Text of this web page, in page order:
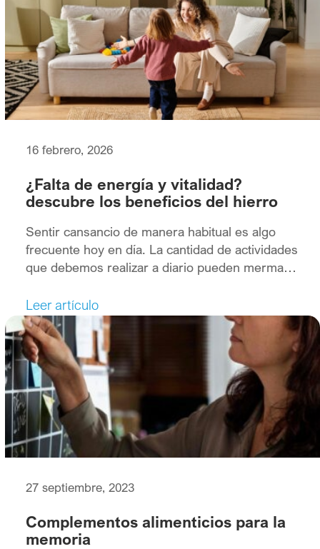
16 febrero, 2026
¿Falta de energía y vitalidad?
descubre los beneficios del hierro
Sentir cansancio de manera habitual es algo
frecuente hoy en día. La cantidad de actividades
que debemos realizar a diario pueden mermar
que cuenta que, en algunos casos, ese
cansancio puede ser un síntoma de que algo no
vaya bien, como por ejemplo un déficit de
hierro […]
Leer artículo
27 septiembre, 2023
Complementos alimenticios para la
memoria